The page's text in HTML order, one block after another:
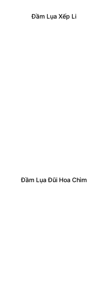
Đầm Lụa Xếp Li
Đầm Lụa Đũi Hoa Chìm